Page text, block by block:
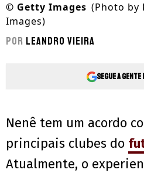
© Getty Images (Photo by
Images)
Por Leandro Vieira
Segue a gente
Nenê tem um acordo
principais clubes do
Atualmente, o